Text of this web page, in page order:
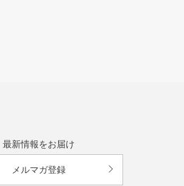
最新情報をお届け
メルマガ登録